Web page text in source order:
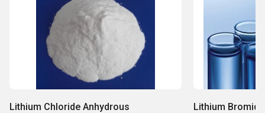
Lithium Chloride Anhydrous Lithium